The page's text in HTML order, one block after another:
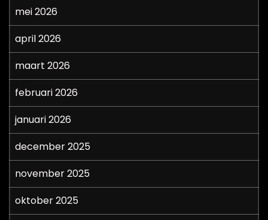
mei 2026
april 2026
maart 2026
februari 2026
januari 2026
december 2025
november 2025
oktober 2025